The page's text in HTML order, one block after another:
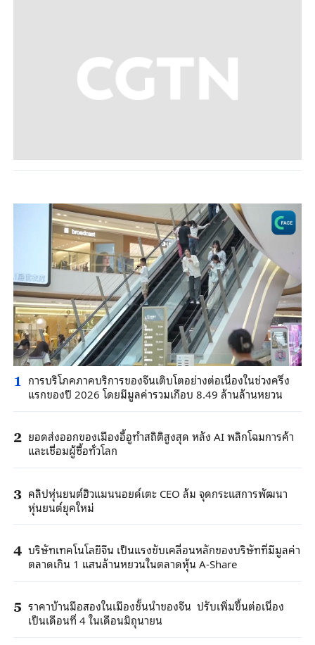
1 การบริโภคภาคบริการของจีนเติบโตอย่างต่อเนื่องในช่วงครึ่ง
แรกของปี 2026 โดยมีมูลค่ารวมเกือบ 8.49 ล้านล้านหยวน
2 ยอดส่งออกของเมืองอี้อูทำสถิติสูงสุด หลัง AI พลิกโฉมการค้า
และเชื่อมผู้ซื้อทั่วโลก
3 คลิปหุ่นยนต์ฮิวแมนนอยด์เตะ CEO ล้ม จุดกระแสการพัฒนา
หุ่นยนต์ยุคใหม่
4 บริษัทเทคโนโลยีจีน เป็นแรงขับเคลื่อนหลักของบริษัทที่มีมูลค่า
ตลาดเกิน 1 แสนล้านหยวนในตลาดหุ้น A-Share
5 ราคาบ้านมือสองในเมืองชั้นนำของจีน ปรับเพิ่มขึ้นต่อเนื่อง
เป็นเดือนที่ 4 ในเดือนมิถุนายน